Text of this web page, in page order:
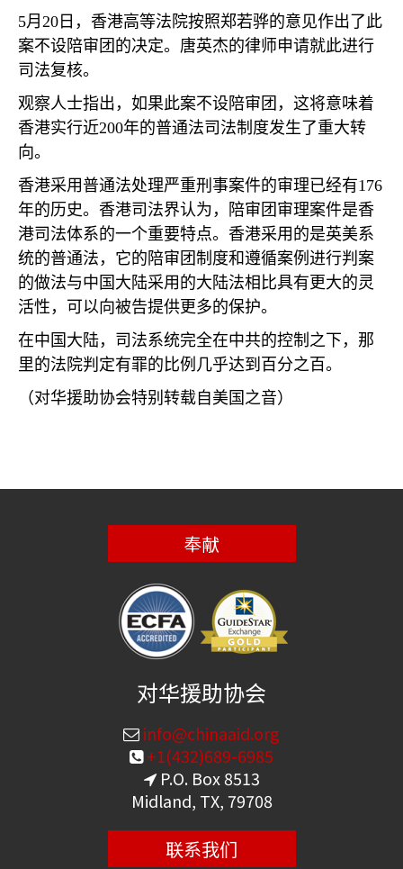
5月 20 日，香港高等法院按照郑若骅的意见作出了此
案不设陪审团的决定。唐英杰的律师申请就此进行
司法复核。
观察人士指出，如果此案不设陪审团，这将意味着
香港实行近200年的普通法司法制度发生了重大转
向。
香港采用普通法处理严重刑事案件的审理已经有176
年的历史。香港司法界认为，陪审团审理案件是香
港司法体系的一个重要特点。香港采用的是英美系
统的普通法，它的陪审团制度和遵循案例进行判案
的做法与中国大陆采用的大陆法相比具有更大的灵
活性，可以向被告提供更多的保护。
在中国大陆，司法系统完全在中共的控制之下，那
里的法院判定有罪的比例几乎达到百分之百。
（对华援助协会特别转载自美国之音）
奉献
对华援助协会
info@chinaaid.org
+1(432)689-6985
P.O. Box 8513
Midland, TX, 79708
联系我们